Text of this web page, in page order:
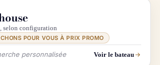
selon configuration
POUR VOUS À PRIX PROMO
personnalisée Voir le bateau